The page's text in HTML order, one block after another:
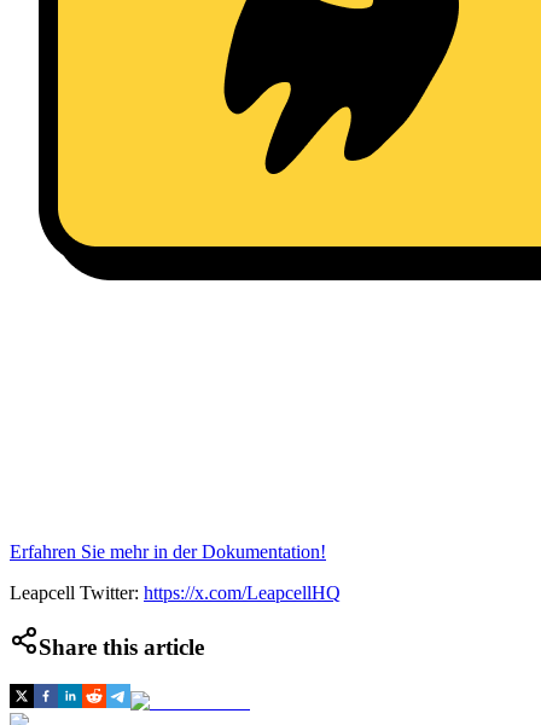
Erfahren Sie mehr in der Dokumentation!
Leapcell Twitter: https://x.com/LeapcellHQ
Share this article